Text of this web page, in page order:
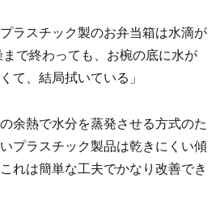
ラスチック製のお弁当箱は水滴が
で終わっても、お椀の底に水が
て、結局拭いている」
余熱で水分を蒸発させる方式のた
プラスチック製品は乾きにくい傾
れは簡単な工夫でかなり改善でき